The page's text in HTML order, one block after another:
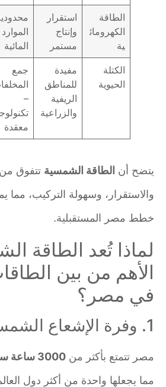
الطاقة
الكهرومائ
استقرار
وإنتاج
مستمر
محدودية
الموارد
المائية
الكتلة
الحيوية
مفيدة
للمناطق
الريفية
والزراعية
جمع
المخلفات
تكنولوجيا
معقدة
يتضح أنالطاقة الشمسيةتتفوق من
والاستقرار، وسهولة التركيب، مما
خطط مصر المستقبلية.
لماذا تُعد الطاقة
الأهم من بين
في مصر؟
مصر تتمتع بأكثر من3000 ساعة سطوع شمس سنويًا
مما يجعلها واحدة من أكثر دول العالم